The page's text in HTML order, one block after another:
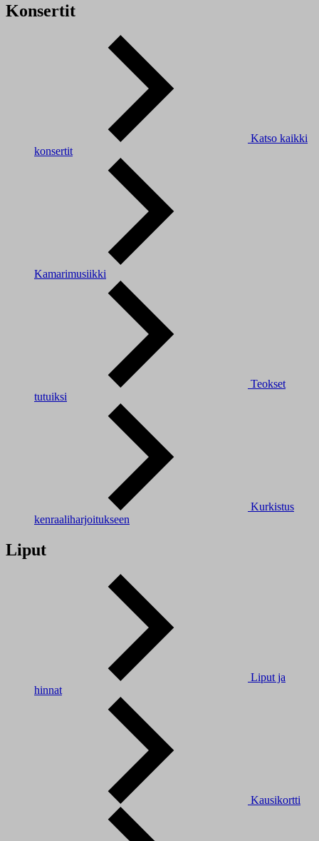
Konsertit
Katso kaikki
konsertit
Kamarimusiikki
Teokset
tutuiksi
Kurkistus
kenraaliharjoitukseen
Liput
Liput ja
hinnat
Kausikortti